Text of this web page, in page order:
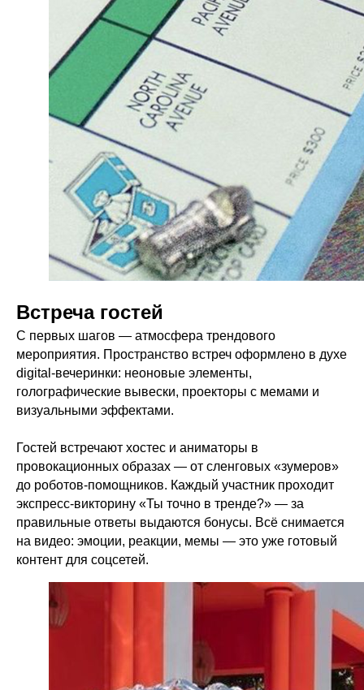
Встреча гостей
С первых шагов — атмосфера трендового
мероприятия. Пространство встреч оформлено в духе
digital-вечеринки: неоновые элементы,
голографические вывески, проекторы с мемами и
визуальными эффектами.
Гостей встречают хостес и аниматоры в
провокационных образах — от сленговых «зумеров»
до роботов-помощников. Каждый участник проходит
экспресс-викторину «Ты точно в тренде?» — за
правильные ответы выдаются бонусы. Всё снимается
на видео: эмоции, реакции, мемы — это уже готовый
контент для соцсетей.